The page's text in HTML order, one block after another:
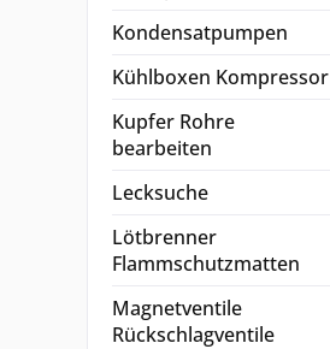
Kondensatpumpen
Kühlboxen Kompressor
Kupfer Rohre
bearbeiten
Lecksuche
Lötbrenner
Flammschutzmatten
Magnetventile
Rückschlagventile